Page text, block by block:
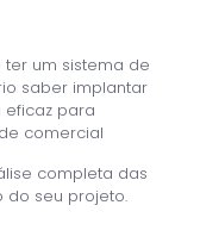
um sistema de
saber implantar
para
comercial
completa das
seu projeto.